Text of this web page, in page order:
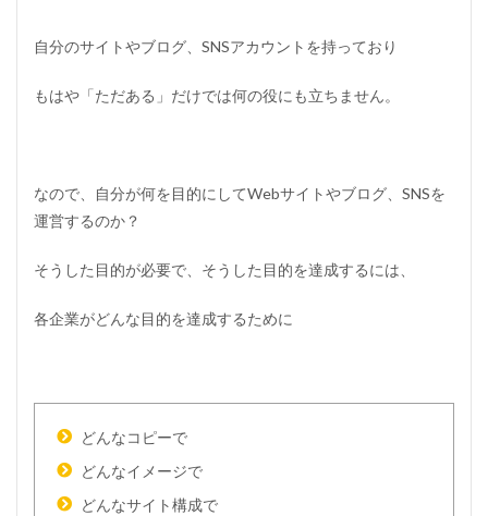
自分のサイトやブログ、SNSアカウントを持っており
もはや「ただある」だけでは何の役にも立ちません。
なので、自分が何を目的にしてWebサイトやブログ、SNSを
運営するのか？
そうした目的が必要で、そうした目的を達成するには、
各企業がどんな目的を達成するために
どんなコピーで
どんなイメージで
どんなサイト構成で